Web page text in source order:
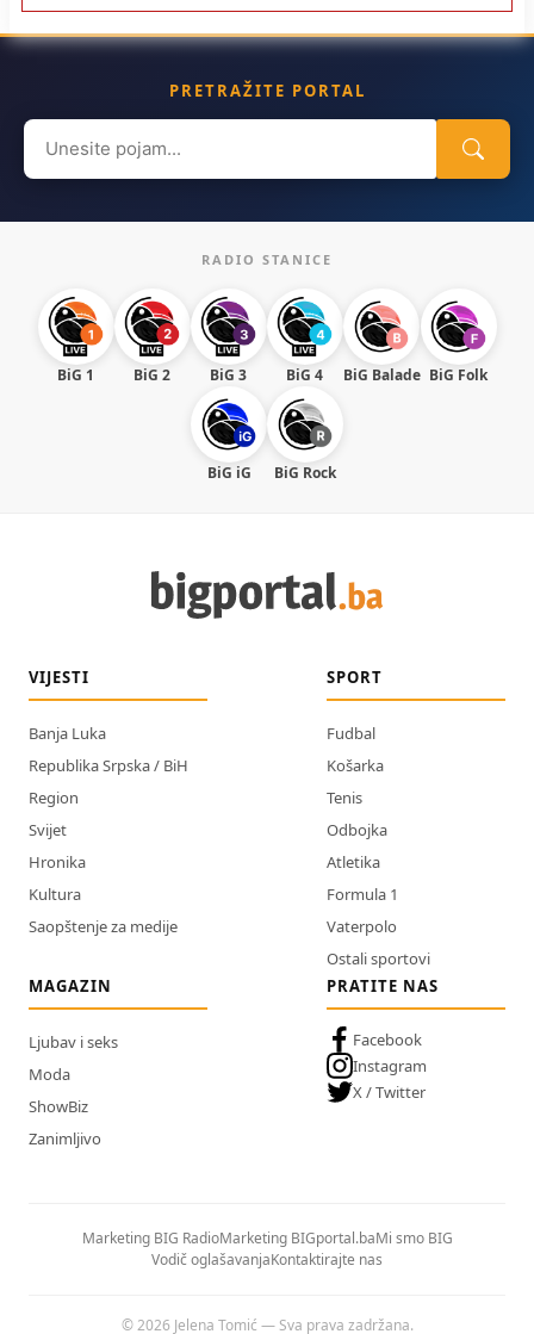
PRETRAŽITE PORTAL
Search
for:
RADIO STANICE
BiG 1 BiG 2 BiG 3 BiG 4 BiG Balade BiG Folk
BiG iG BiG Rock
VIJESTI
Banja Luka
Republika Srpska / BiH
Region
Svijet
Hronika
Kultura
Saopštenje za medije
SPORT
Fudbal
Košarka
Tenis
Odbojka
Atletika
Formula 1
Vaterpolo
Ostali sportovi
MAGAZIN
Ljubav i seks
Moda
ShowBiz
Zanimljivo
PRATITE NAS
Facebook
Instagram
X / Twitter
Marketing BIG RadioMarketing BIGportal.baMi smo BIG
Vodič oglašavanjaKontaktirajte nas
© 2026 Jelena Tomić — Sva prava zadržana.